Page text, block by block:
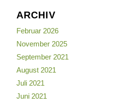
ARCHIV
Februar 2026
November 2025
September 2021
August 2021
Juli 2021
Juni 2021